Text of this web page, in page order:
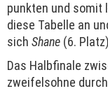
punkten und somit
diese Tabelle an
sich Shane (6.
Das Halbfinale
zweifelsohne